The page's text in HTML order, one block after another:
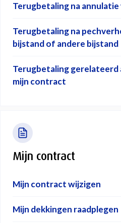
Terugbetaling na annulatie
Terugbetaling na
bijstand of andere bijstand
Terugbetaling gerelateerd
mijn contract
Mijn contract
Mijn contract wijzigen
Mijn dekkingen raadplegen